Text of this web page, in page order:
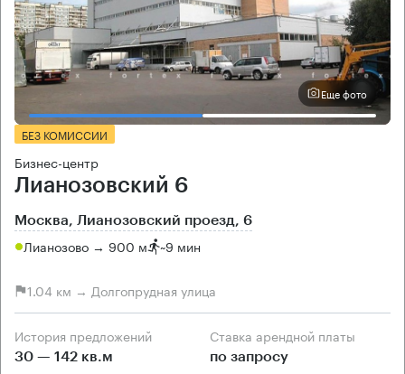
Еще фото
БЕЗ КОМИССИИ
Бизнес-центр
Лианозовский 6
Москва, Лианозовский проезд, 6
Лианозово → 900 м ~9 мин
1.04 км → Долгопрудная улица
История предложений
30 — 142 кв.м
Ставка арендной платы
по запросу